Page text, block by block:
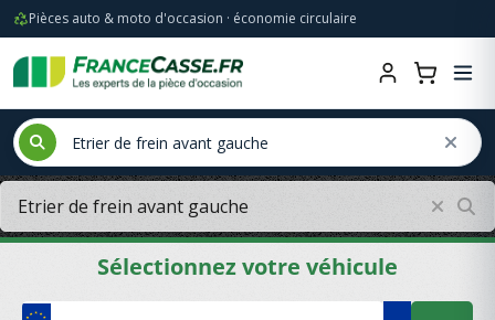
Pièces auto & moto d'occasion · économie circulaire
Sélectionnez votre véhicule